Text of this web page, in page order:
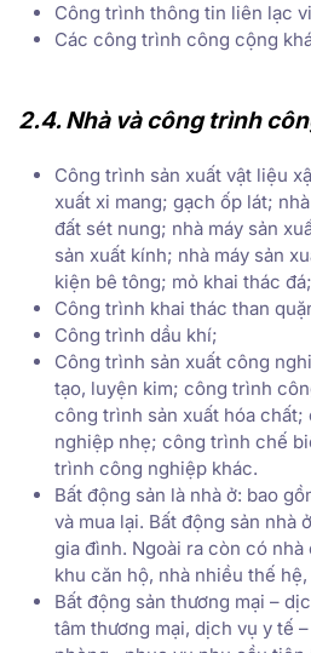
Công trình thông tin liên lạc
Các công trình công cộng
2.4. Nhà và công trình
Công trình sản xuất vật liệu
xuất xi mang; gạch ốp lát;
đất sét nung; nhà máy sản
sản xuất kính; nhà máy sản
kiện bê tông; mỏ khai thác đá;
Công trình khai thác than
Công trình dầu khí;
Công trình sản xuất công
tạo, luyện kim; công trình
công trình sản xuất hóa
nghiệp nhẹ; công trình chế
trình công nghiệp khác.
Bất động sản là nhà ở: bao
và mua lại. Bất động sản nhà
gia đình. Ngoài ra còn có
khu căn hộ, nhà nhiều thế
Bất động sản thương mại –
tâm thương mại, dịch vụ y tế